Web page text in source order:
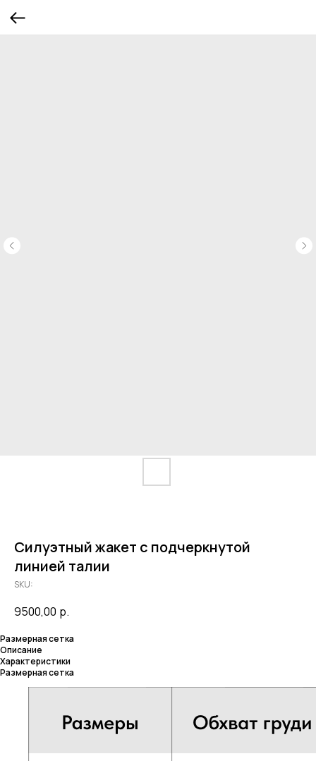
Силуэтный жакет с подчеркнутой
линией талии
SKU:
9500,00 р.
Размерная сетка
Описание
Характеристики
Размерная сетка